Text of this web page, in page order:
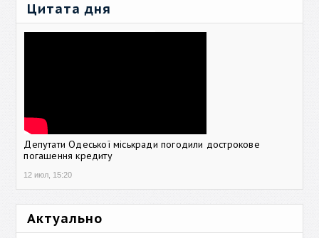
Цитата дня
Депутати Одеської міськради погодили дострокове
погашення кредиту
12 июл, 15:20
Актуально